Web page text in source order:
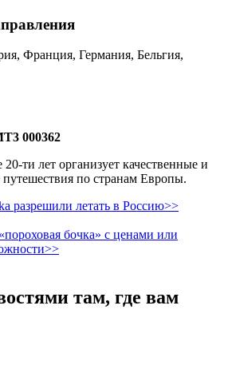
Франция, Германия, Бельгия,
000362
ти лет организует качественные и
путешествия по странам Европы.
разрешили летать в Россию>>
бочка» с ценами или
там, где вам